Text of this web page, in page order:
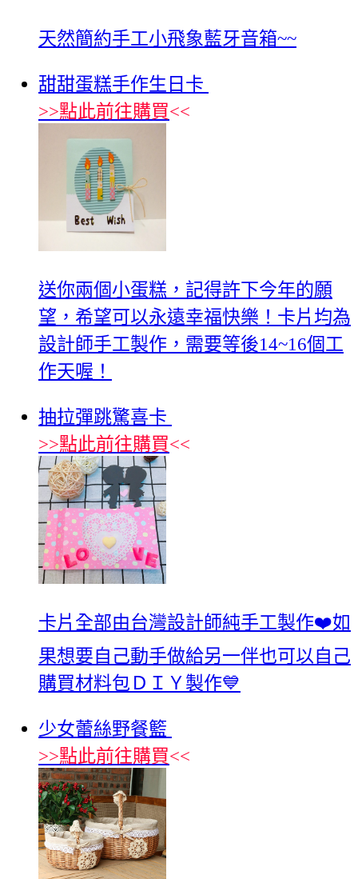
天然簡約手工小飛象藍牙音箱~~
甜甜蛋糕手作生日卡
>>點此前往購買<<
送你兩個小蛋糕，記得許下今年的願
望，希望可以永遠幸福快樂！卡片均為
設計師手工製作，需要等後14~16個工
作天喔！
抽拉彈跳驚喜卡
>>點此前往購買<<
卡片全部由台灣設計師純手工製作❤️如
果想要自己動手做給另一伴也可以自己
購買材料包ＤＩＹ製作💙
少女蕾絲野餐籃
>>點此前往購買<<